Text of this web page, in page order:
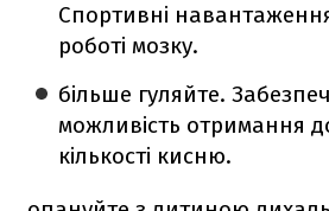
Спортивні
роботі мозку.
більше гуляйте.
можливість отримання
кількості кисню.